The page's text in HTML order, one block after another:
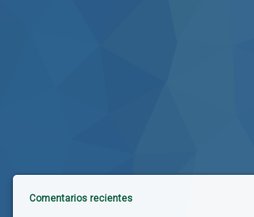
Comentarios recientes